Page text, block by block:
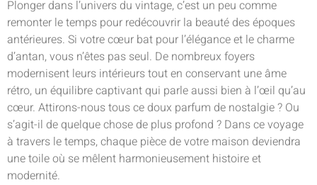
Plonger dans l’univers du vintage, c’est un peu comme
remonter le temps pour redécouvrir la beauté des époques
antérieures. Si votre cœur bat pour l’élégance et le charme
d’antan, vous n’êtes pas seul. De nombreux foyers
modernisent leurs intérieurs tout en conservant une âme
rétro, un équilibre captivant qui parle aussi bien à l’œil qu’au
cœur. Attirons-nous tous ce doux parfum de nostalgie ? Ou
s’agit-il de quelque chose de plus profond ? Dans ce voyage
à travers le temps, chaque pièce de votre maison deviendra
une toile où se mêlent harmonieusement histoire et
modernité.